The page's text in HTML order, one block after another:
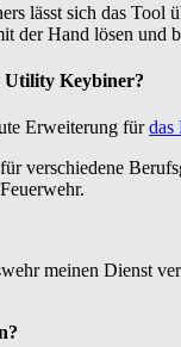
lässt sich das Tool
der Hand lösen und
Utility Keybiner?
Erweiterung fürdas
verschiedene
meinen Dienst